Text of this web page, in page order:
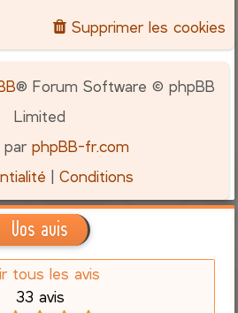
Supprimer les cookies
® Forum Software © phpBB
Limited
parphpBB-fr.com
|Conditions
Vos avis
tous les avis
33 avis